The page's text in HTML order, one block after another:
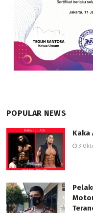
POPULAR NEWS
Kaka
3